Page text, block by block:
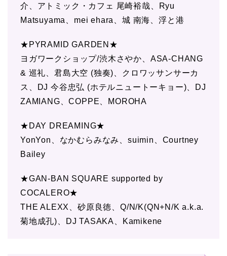
介、アトミック・カフェ 尾崎裕哉、Ryu
Matsuyama、mei ehara、城 南海、浮と港
★PYRAMID GARDEN★
ヨガワークショップ/渋木さやか、ASA-CHANG
& 巡礼、君島大空 (独奏)、クロワッサンサーカ
ス、DJ 今谷忠弘 (ホテルニュートーキョー)、DJ
ZAMIANG、COPPE、MOROHA
★DAY DREAMING★
YonYon、なかむらみなみ、suimin、Courtney
Bailey
★GAN-BAN SQUARE supported by
COCALERO★
THE ALEXX、砂原良徳、Q/N/K(QN+N/K a.k.a.
菊地成孔)、DJ TASAKA、Kamikene